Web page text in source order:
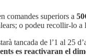
comandes superiors a
o podeu recollir-lo a
tancada de l’1 al 25
es reactivaran el